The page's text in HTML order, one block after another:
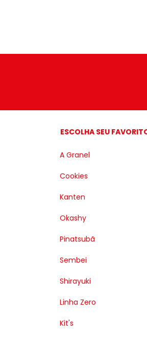
ESCOLHA SEU
A Granel
Cookies
Kanten
Okashy
Pinatsubã
Sembei
Shirayuki
Linha Zero
Kit's